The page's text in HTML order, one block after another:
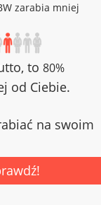
zarabia mniej
to 80%
od Ciebie.
na swoim